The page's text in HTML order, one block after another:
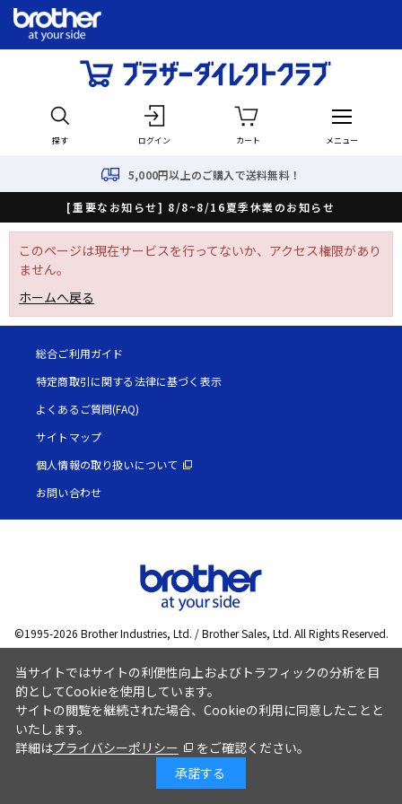
探す ログイン カート メニュー
5,000円以上のご購入で送料無料！
[重要なお知らせ] 8/8~8/16夏季休業のお知らせ
このページは現在サービスを行ってないか、アクセス権限があり
ません。
ホームへ戻る
総合ご利用ガイド
特定商取引に関する法律に基づく表示
よくあるご質問(FAQ)
サイトマップ
個人情報の取り扱いについて
お問い合わせ
©1995-2026 Brother Industries, Ltd. / Brother Sales, Ltd. All Rights Reserved.
当サイトではサイトの利便性向上およびトラフィックの分析を目
的としてCookieを使用しています。
サイトの閲覧を継続された場合、Cookieの利用に同意したことと
いたします。
詳細はプライバシーポリシー
をご確認ください。
承諾する